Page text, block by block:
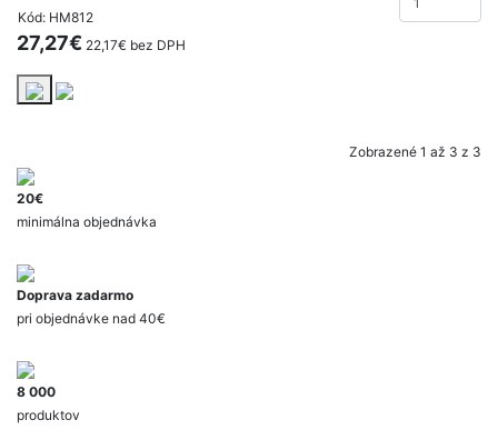
Kód: HM812
27,27€ 22,17€ bez DPH
Zobrazené 1 až 3 z 3
20€
minimálna objednávka
Doprava zadarmo
pri objednávke nad 40€
8 000
produktov